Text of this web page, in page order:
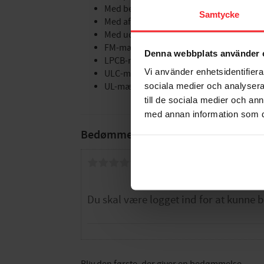
Samtycke
Denna webbplats använder
Vi använder
sociala medier och
till de sociala medier och
med annan information som
Med beskyttelseshætte/prop: Nej
Med aftapningsventil: Nej
Med udluftning/udluftning: Nej
FM-mærket: Nej
LPCB-mærket: Nej
ULC-mærket: Nej
UL-mærket: Nej
Bedømmelser